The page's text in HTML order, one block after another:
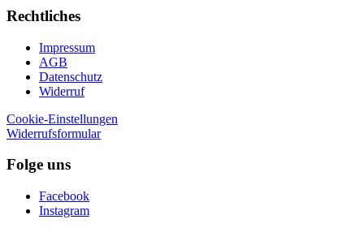
Rechtliches
Impressum
AGB
Datenschutz
Widerruf
Cookie-Einstellungen
Widerrufsformular
Folge uns
Facebook
Instagram